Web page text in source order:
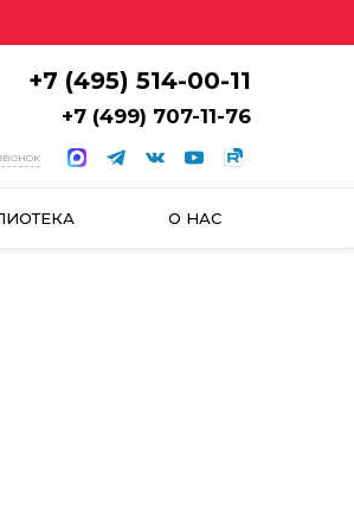
+7 (495) 514-00-11
+7 (499) 707-11-76
О НАС